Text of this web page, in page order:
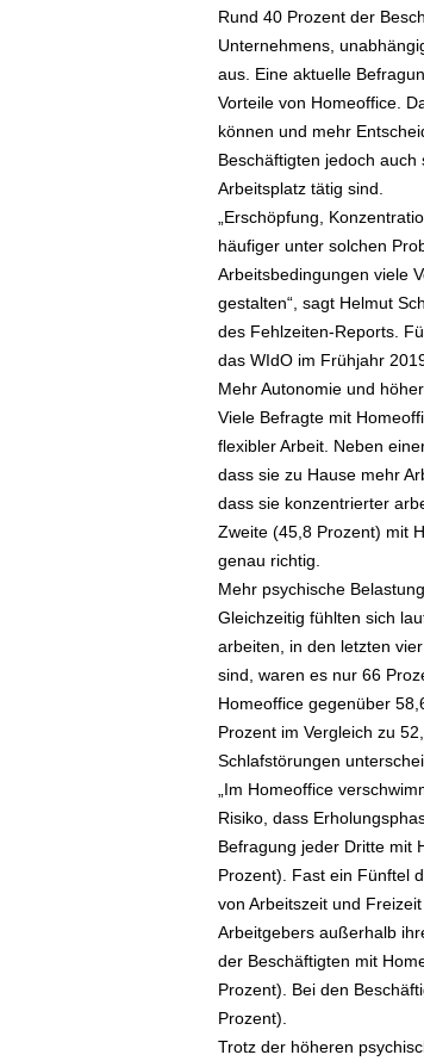
Rund 40 Prozent der
Unternehmens,
aus. Eine aktuelle
Vorteile von Homeoffice.
können und mehr
Beschäftigten jedoch
Arbeitsplatz tätig sind.
„Erschöpfung,
häufiger unter solchen
Arbeitsbedingungen viele
gestalten“, sagt Helmut
des Fehlzeiten-Reports.
das WIdO im Frühjahr
Mehr Autonomie und
Viele Befragte mit
flexibler Arbeit. Neben
dass sie zu Hause mehr
dass sie konzentrierter
Zweite (45,8 Prozent) mit
genau richtig.
Mehr psychische
Gleichzeitig fühlten sich
arbeiten, in den letzten
sind, waren es nur 66
Homeoffice gegenüber
Prozent im Vergleich zu
Schlafstörungen
„Im Homeoffice
Risiko, dass
Befragung jeder Dritte mit
Prozent). Fast ein Fünftel
von Arbeitszeit und
Arbeitgebers außerhalb
der Beschäftigten mit
Prozent). Bei den
Prozent).
Trotz der höheren